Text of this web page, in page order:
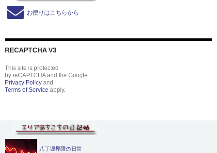
お便りはこちらから
RECAPTCHA V3
This site is protected
by reCAPTCHA and the Google
Privacy Policy and
Terms of Service apply.
八丁堀界隈の日常